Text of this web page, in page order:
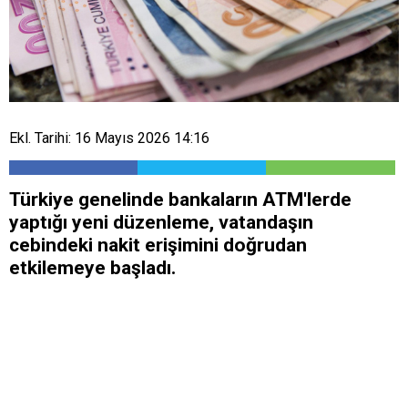
Ekl. Tarihi: 16 Mayıs 2026 14:16
Türkiye genelinde bankaların ATM'lerde
yaptığı yeni düzenleme, vatandaşın
cebindeki nakit erişimini doğrudan
etkilemeye başladı.